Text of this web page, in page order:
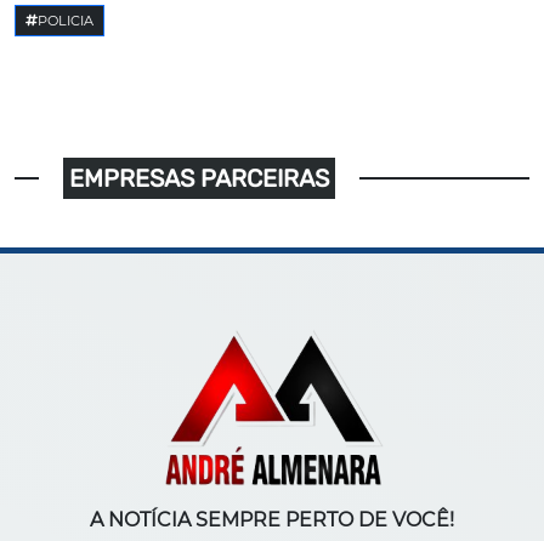
POLICIA
EMPRESAS PARCEIRAS
A NOTÍCIA SEMPRE PERTO DE VOCÊ!